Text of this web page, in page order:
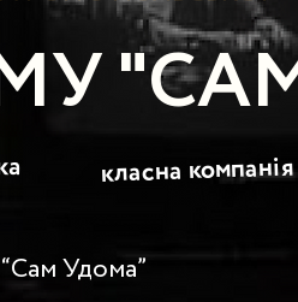
класна компанія
Удома”